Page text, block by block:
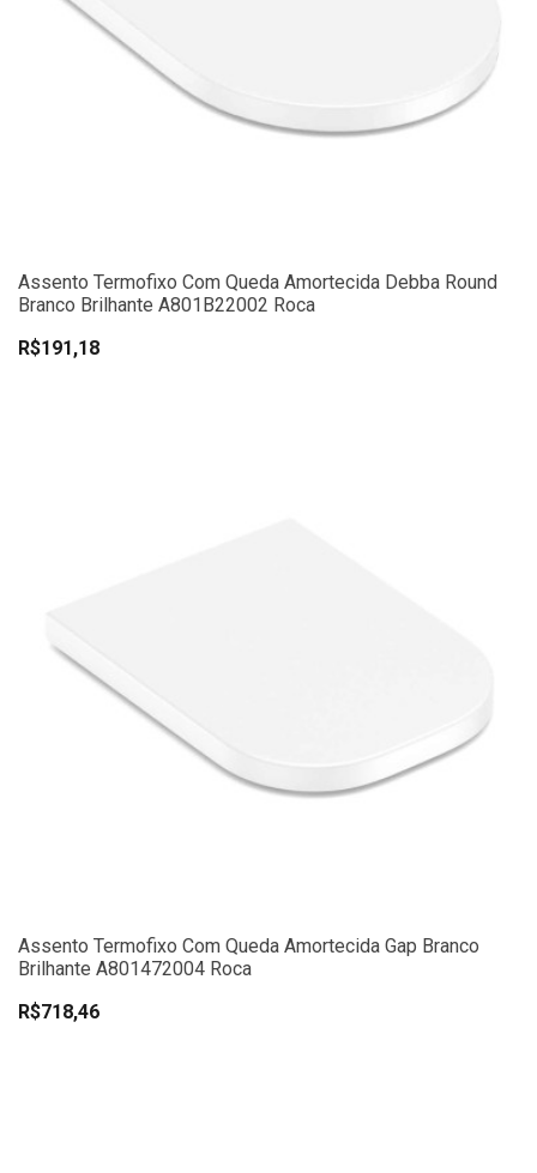
Assento Termofixo Com Queda Amortecida Debba Round
Branco Brilhante A801B22002 Roca
R$191,18
Assento Termofixo Com Queda Amortecida Gap Branco
Brilhante A801472004 Roca
R$718,46